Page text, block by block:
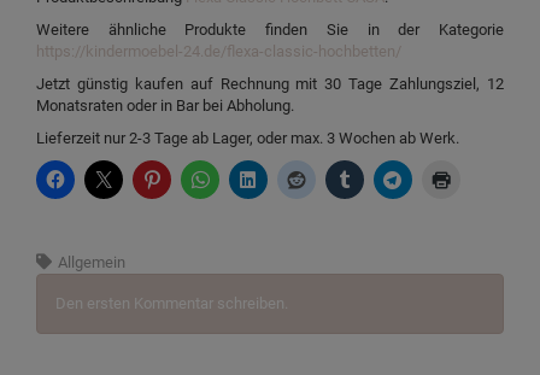
Weitere ähnliche Produkte finden Sie in der Kategorie
https://kindermoebel-24.de/flexa-classic-hochbetten/
Jetzt günstig kaufen auf Rechnung mit 30 Tage Zahlungsziel, 12
Monatsraten oder in Bar bei Abholung.
Lieferzeit nur 2-3 Tage ab Lager, oder max. 3 Wochen ab Werk.
Allgemein
Den ersten Kommentar schreiben.